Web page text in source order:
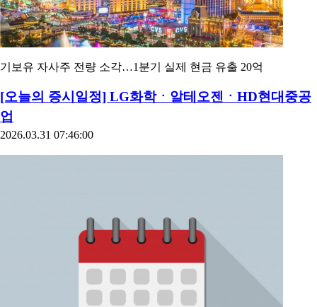
기보유 자사주 전량 소각…1분기 실제 현금 유출 20억
[오늘의 증시일정] LG화학ㆍ알테오젠ㆍHD현대중공
업
2026.03.31 07:46:00